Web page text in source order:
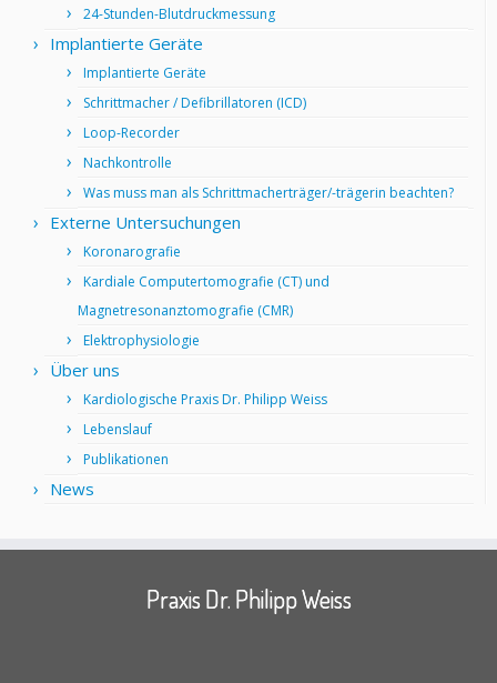
24-Stunden-Blutdruckmessung
Implantierte Geräte
Implantierte Geräte
Schrittmacher / Defibrillatoren (ICD)
Loop-Recorder
Nachkontrolle
Was muss man als Schrittmacherträger/-trägerin beachten?
Externe Untersuchungen
Koronarografie
Kardiale Computertomografie (CT) und
Magnetresonanztomografie (CMR)
Elektrophysiologie
Über uns
Kardiologische Praxis Dr. Philipp Weiss
Lebenslauf
Publikationen
News
Praxis Dr. Philipp Weiss